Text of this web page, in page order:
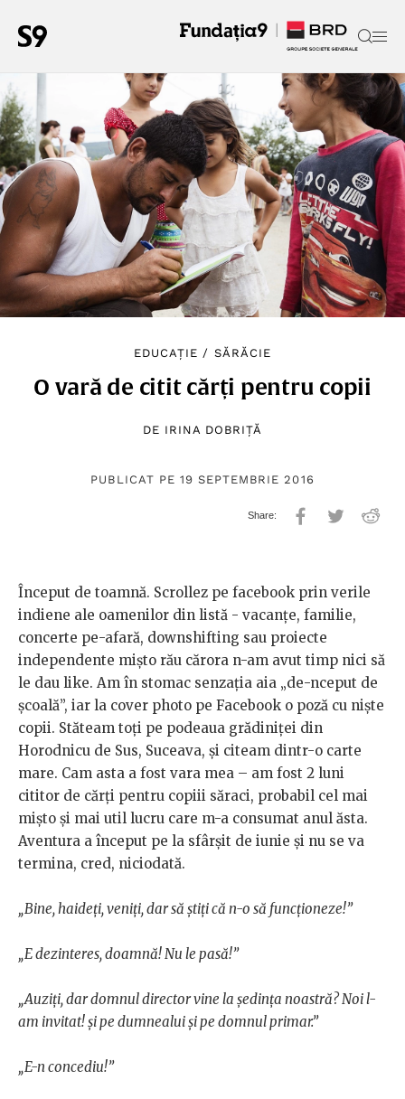
EDUCAȚIE / SĂRĂCIE
O vară de citit cărți pentru copii
DE IRINA DOBRIȚĂ
PUBLICAT PE 19 SEPTEMBRIE 2016
Început de toamnă. Scrollez pe facebook prin verile
indiene ale oamenilor din listă - vacanțe, familie,
concerte pe-afară, downshifting sau proiecte
independente mișto rău cărora n-am avut timp nici să
le dau like. Am în stomac senzația aia „de-nceput de
școală”, iar la cover photo pe Facebook o poză cu niște
copii. Stăteam toți pe podeaua grădiniței din
Horodnicu de Sus, Suceava, și citeam dintr-o carte
mare. Cam asta a fost vara mea – am fost 2 luni
cititor de cărți pentru copiii săraci, probabil cel mai
mișto și mai util lucru care m-a consumat anul ăsta.
Aventura a început pe la sfârșit de iunie și nu se va
termina, cred, niciodată.
„Bine, haideți, veniți, dar să știți că n-o să funcționeze!”
„E dezinteres, doamnă! Nu le pasă!”
„Auziți, dar domnul director vine la ședința noastră? Noi l-
am invitat! și pe dumnealui și pe domnul primar.”
„E-n concediu!”